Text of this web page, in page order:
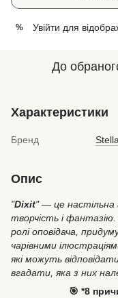
% Увійти для
До
Характеристики
Бренд Stella
Опис
"Dixit" — це настільна
творчість і фантазію.
ролі оповідача,
чарівними
які можуть
вгадати, яка з них
🎯 *8